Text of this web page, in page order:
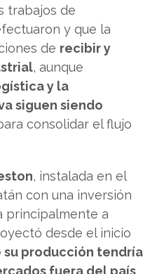
trabajos de
y que la
de recibir y
, aunque
y la
siguen siendo
consolidar el flujo
, instalada en el
con una inversión
principalmente a
desde el inicio
su producción tendría